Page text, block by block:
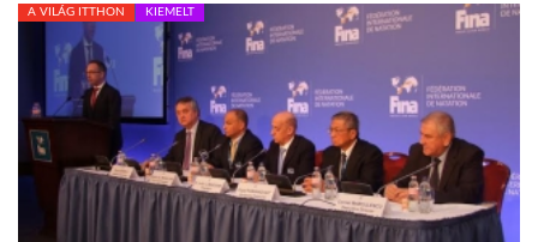
A VILÁG ITTHON KIEMELT